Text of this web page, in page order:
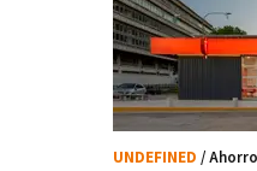
UNDEFINED /